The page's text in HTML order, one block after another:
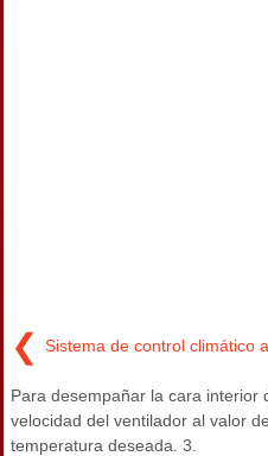
❮ Sistema de control climático
Para desempañar la cara interior
velocidad del ventilador al valor
temperatura deseada. 3.